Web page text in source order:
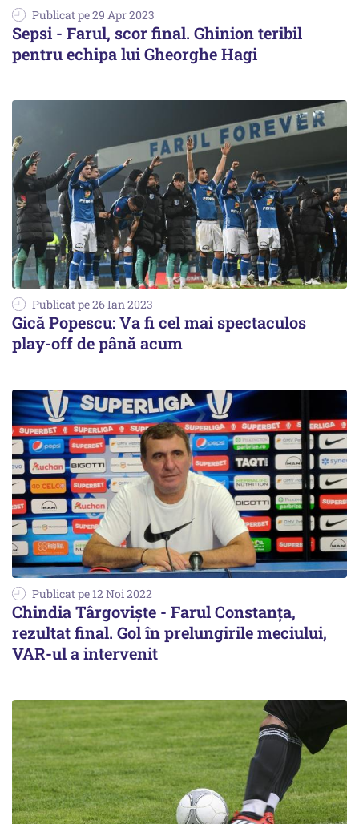
Publicat pe 29 Apr 2023
Sepsi - Farul, scor final. Ghinion teribil
pentru echipa lui Gheorghe Hagi
Publicat pe 26 Ian 2023
Gică Popescu: Va fi cel mai spectaculos
play-off de până acum
Publicat pe 12 Noi 2022
Chindia Târgoviște - Farul Constanța,
rezultat final. Gol în prelungirile meciului,
VAR-ul a intervenit